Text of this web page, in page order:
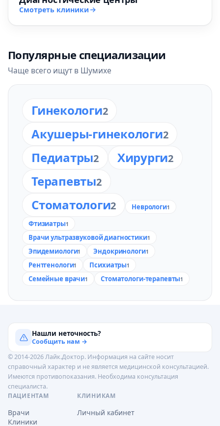
Смотреть клиники
Популярные специализации
Чаще всего ищут в Шумихе
Гинекологи2
Акушеры-гинекологи2
Педиатры2 Хирурги2
Терапевты2
Стоматологи2 Неврологи1
Фтизиатры1
Врачи ультразвуковой диагностики1
Эпидемиологи1 Эндокринологи1
Рентгенологи1 Психиатры1
Семейные врачи1 Стоматологи-терапевты1
Нашли неточность?
Сообщить нам →
© 2014-2026 Лайк.Доктор. Информация на сайте носит
справочный характер и не является медицинской консультацией.
Имеются противопоказания. Необходима консультация
специалиста.
ПАЦИЕНТАМ
Врачи
Клиники
КЛИНИКАМ
Личный кабинет